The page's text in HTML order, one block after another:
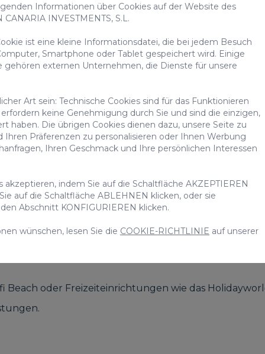
hast du unglaubliche Annehmlichkeiten, die
musst du deine Wohnung nicht verlassen, denn die
zu genießen oder ein schönes Bad im Pool zu
zu machen.
einem Gemeinschaftspool gibt es eine Öffnungs-
zu genießen. Bei einer Villa mit privatem Pool
wann er geöffnet ist.
Pool in Tauro mieten?
Canaria mit sich bringt, reichen von den oben
zu tun haben:
oder Freizeiteinrichtungen wie das
Informationen über Cookies auf der Website des
INVESTMENTS, S.L.
ist eine kleine Informationsdatei, die bei jedem Besuch
Smartphone oder Tablet gespeichert wird. Einige
gehören externen Unternehmen, die Dienste für unsere
Art sein: Technische Cookies sind für das Funktionieren
keine Genehmigung durch Sie und sind die einzigen,
haben. Die übrigen Cookies dienen dazu, unsere Seite zu
Ihren Präferenzen zu personalisieren oder Ihnen Werbung
Ihren Geschmack und Ihre persönlichen Interessen
akzeptieren, indem Sie auf die Schaltfläche AKZEPTIEREN
auf die Schaltfläche ABLEHNEN klicken, oder sie
Abschnitt KONFIGURIEREN klicken.
wünschen, lesen Sie die COOKIE-RICHTLINIE auf unserer